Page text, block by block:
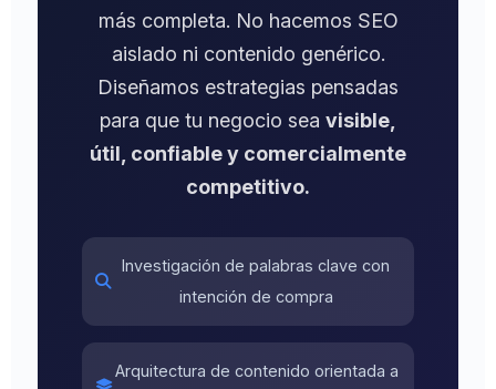
más completa. No hacemos SEO
aislado ni contenido genérico.
Diseñamos estrategias pensadas
para que tu negocio sea visible,
útil, confiable y comercialmente
competitivo.
Investigación de palabras clave con
intención de compra
Arquitectura de contenido orientada a